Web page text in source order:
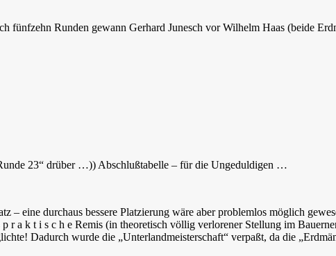
fünfzehn Runden gewann Gerhard Junesch vor Wilhelm Haas (beide
23“ drüber …)) Abschlußtabelle – für die Ungeduldigen …
– eine durchaus bessere Platzierung wäre aber problemlos möglich
r a k t i s c h e Remis (in theoretisch völlig verlorener Stellung im
Dadurch wurde die „Unterlandmeisterschaft“ verpaßt, da die